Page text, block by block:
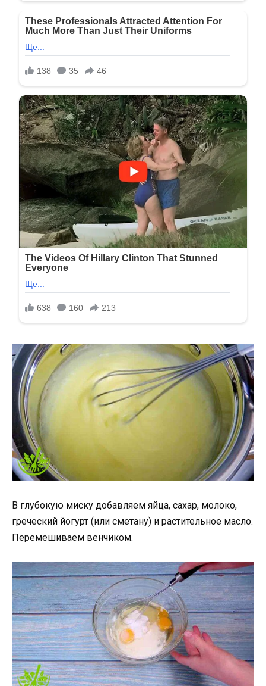
В глубокую миску добавляем яйца, сахар, молоко,
греческий йогурт (или сметану) и растительное масло.
Перемешиваем венчиком.